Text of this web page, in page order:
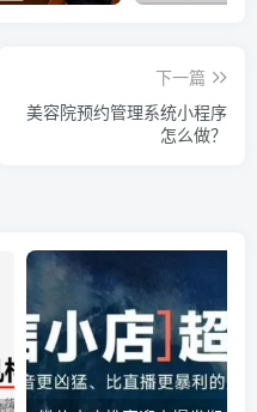
下一篇
美容院预约管理系统小程序
怎么做？